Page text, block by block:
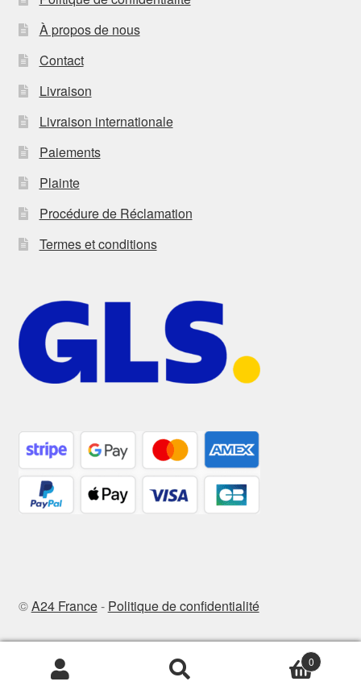
À propos de nous
Contact
Livraison
Livraison internationale
Paiements
Plainte
Procédure de Réclamation
Termes et conditions
©A24 France- Politique de confidentialité
Recherche
Recherche
0